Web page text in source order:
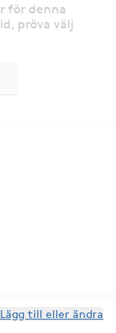
för denna
pröva välj
Lägg till eller ändra